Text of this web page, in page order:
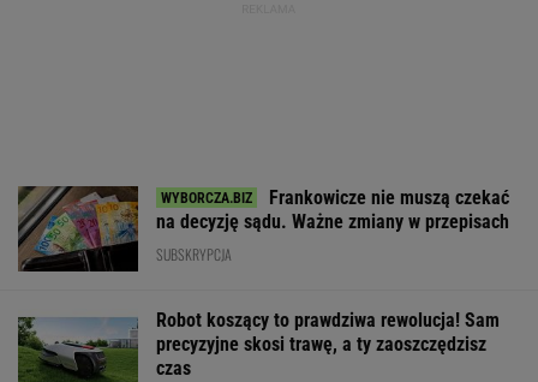
Frankowicze nie muszą czekać
na decyzję sądu. Ważne zmiany w przepisach
SUBSKRYPCJA
Robot koszący to prawdziwa rewolucja! Sam
precyzyjne skosi trawę, a ty zaoszczędzisz
czas